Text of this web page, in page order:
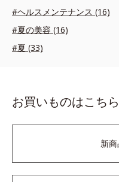
#ヘルスメンテナンス (16)
#夏の美容 (16)
#夏 (33)
お買いものはこちら
新